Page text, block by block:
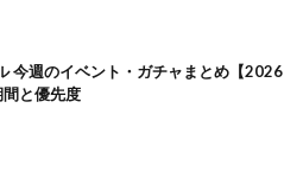
今週のイベント・ガチャまとめ【2026
と優先度